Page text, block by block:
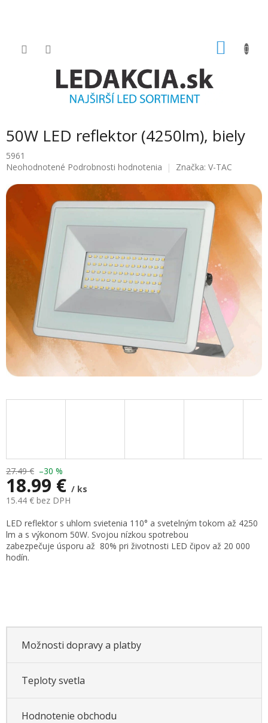
50W LED reflektor (4250lm), biely
5961
Priemerné
produktu
hviezdičiek.
Neohodnotené Podrobnosti hodnotenia Značka: V-TAC
27.49 € –30 %
18.99 € / ks
15.44 € bez DPH
Jednotková
cena:
LED reflektor s uhlom svietenia 110° a svetelným tokom až 4250
lm a s výkonom 50W. Svojou nízkou spotrebou
zabezpečuje úsporu až 80% pri životnosti LED čipov až 20 000
hodín.
Možnosti dopravy a platby
Teploty svetla
Hodnotenie obchodu